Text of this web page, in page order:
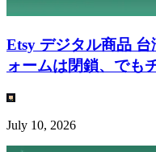
Etsy デジタル商品
ォームは閉鎖、でも
July 10, 2026